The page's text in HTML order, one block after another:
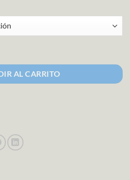
y Cuerpo cantidad
AL CARRITO